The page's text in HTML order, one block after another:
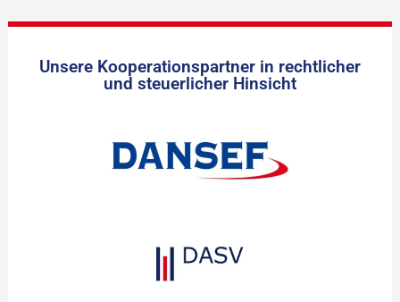
Unsere Kooperationspartner in rechtlicher
und steuerlicher Hinsicht